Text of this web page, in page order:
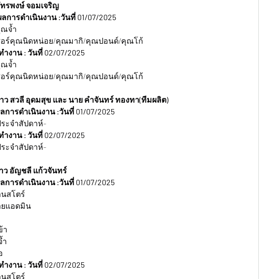
รพงษ์ จอมเจริญ
การดำเนินงาน :วันที่ 01/07/2025
จ้ำ
ซอร์คุณนิดหน่อย/คุณมากิ/คุณปอนด์/คุณโก้
ำงาน : วันที่ 02/07/2025
จ้ำ
ซอร์คุณนิดหน่อย/คุณมากิ/คุณปอนด์/คุณโก้
ว สวลี อุดมสุข และ นาย คำจันทร์ ทองทา(ทีมผลิต)
การดำเนินงาน :วันที่ 01/07/2025
ะจำสัปดาห์-
ำงาน : วันที่ 02/07/2025
ะจำสัปดาห์-
ว อัญชลี แก้วจันทร์
การดำเนินงาน :วันที่ 01/07/2025
สโตร์
แอดมิน
า
ำงาน : วันที่ 02/07/2025
สโตร์